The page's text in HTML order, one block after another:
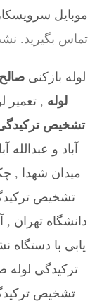
موبایل سرویسکار –
تماس بگیرید.
لوله بازکنی
لوله , تعمیر
تشخیص
آباد و عبدالله
میدان شهدا ,
تشخیص
دانشگاه تهران ,
یابی با دستگاه
ترکیدگی لوله
تشخیص